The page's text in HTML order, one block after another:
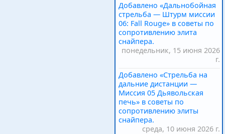
Добавлено «Дальнобойная
стрельба — Штурм миссии
06: Fall Rouge» в советы по
сопротивлению элита
снайпера.
понедельник, 15 июня 2026
г.
Добавлено «Стрельба на
дальние дистанции —
Миссия 05 Дьявольская
печь» в советы по
сопротивлению элиты
снайпера.
среда, 10 июня 2026 г.